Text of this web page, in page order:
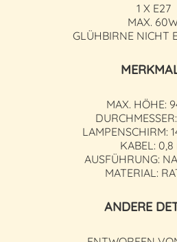
1 X E27
MAX.
GLÜHBIRNE NICHT
MAX. HÖHE:
LAMPENSCHIRM:
KABEL: 0,8
AUSFÜHRUNG:
MATERIAL:
ANDERE